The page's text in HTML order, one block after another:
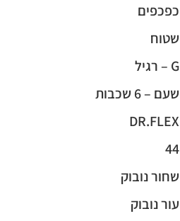
כפכפים
שטוח
G – רגיל
שעם – 6 שכבות
DR.FLEX
44
שחור נובוק
עור נובוק